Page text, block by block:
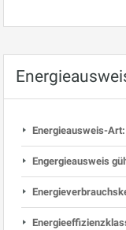
Energieausweis-Art:
Engergieausweis